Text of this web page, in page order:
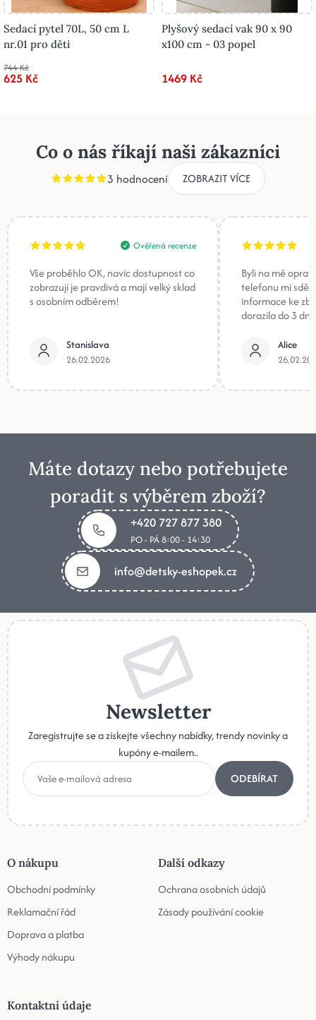
Sedací pytel 70L, 50 cm L
nr.01 pro děti
744 Kč
625 Kč
Plyšový sedací vak 90 x 90
x100 cm - 03 popel
1469 Kč
Co o nás říkají naši zákazníci
3 hodnocení ZOBRAZIT VÍCE
Ověřená recenze
Vše proběhlo OK, navíc dostupnost co
zobrazují je pravdivá a mají velký sklad
s osobním odběrem!
Stanislava
26.02.2026
Byli na mě
telefonu mi
informace ke
dorazila do 3
Alice
Máte dotazy nebo potřebujete
poradit s výběrem zboží?
+420 727 877 380
PO - PÁ 8:00 - 14:30
info@detsky-eshopek.cz
Newsletter
Zaregistrujte se a získejte všechny nabídky, trendy novinky a
kupóny e-mailem..
ODEBÍRAT
O nákupu
Obchodní podmínky
Reklamační řád
Doprava a platba
Výhody nákupu
Další odkazy
Ochrana osobních údajů
Zásady používání cookie
Kontaktní údaje